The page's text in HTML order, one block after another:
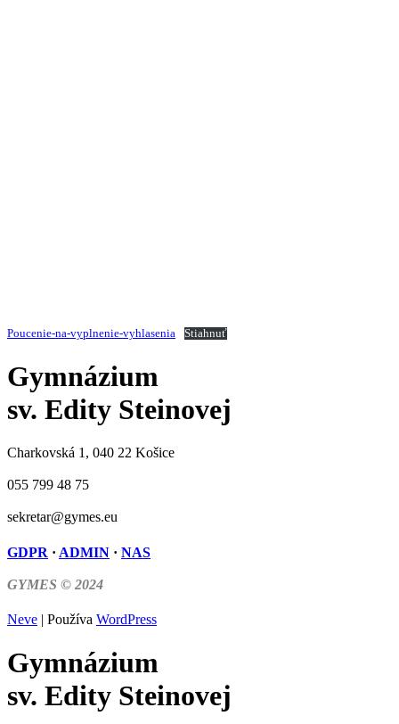
Poucenie-na-vyplnenie-vyhlasenia Stiahnuť
Gymnázium
sv. Edity Steinovej
Charkovská 1, 040 22 Košice
055 799 48 75
sekretar@gymes.eu
GDPR · ADMIN · NAS
GYMES © 2024
Neve | Používa WordPress
Gymnázium
sv. Edity Steinovej